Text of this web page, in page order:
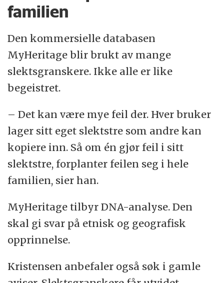
og blitt gift med en annen kvinne.
– Det stemmer nok ikke at familien aldri
hørte fra ham. De som skriver bygdebøker,
spør ofte nålevende slekt. De sier det de
har hørt, sier Kristensen.
familien
Den kommersielle databasen
MyHeritage blir brukt av mange
slektsgranskere. Ikke alle er like
begeistret.
– Det kan være mye feil der. Hver bruker
lager sitt eget slektstre som andre kan
kopiere inn. Så om én gjør feil i sitt
slektstre, forplanter feilen seg i hele
familien, sier han.
MyHeritage tilbyr DNA-analyse. Den
skal gi svar på etnisk og geografisk
opprinnelse.
Kristensen anbefaler også søk i gamle